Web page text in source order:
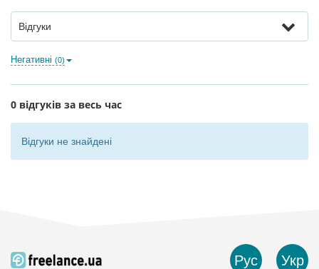
Відгуки
Негативні (0)
0 відгуків за весь час
Відгуки не знайдені
Рус Укр